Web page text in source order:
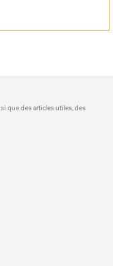
que des articles utiles, des